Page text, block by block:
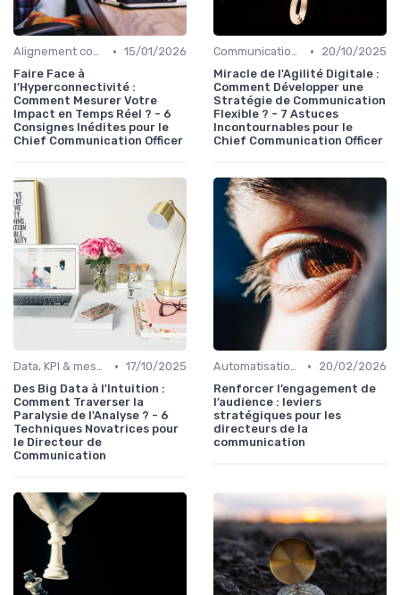
Alignement communication & stratégie business • 15/01/2026
Faire Face à
l’Hyperconnectivité :
Comment Mesurer Votre
Impact en Temps Réel ? - 6
Consignes Inédites pour le
Chief Communication Officer
Communication digitale & omnicanale •
20/10/2025
Miracle de l'Agilité Digitale :
Comment Développer une
Stratégie de Communication
Flexible ? - 7 Astuces
Incontournables pour le
Chief Communication Officer
Data, KPI & mesure de l’impact • 17/10/2025
Des Big Data à l'Intuition :
Comment Traverser la
Paralysie de l'Analyse ? - 6
Techniques Novatrices pour
le Directeur de
Communication
Automatisation & performance des campagnes •
20/02/2026
Renforcer l’engagement de
l’audience : leviers
stratégiques pour les
directeurs de la
communication